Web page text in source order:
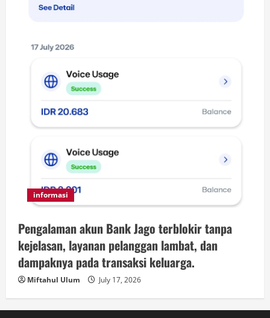
informasi
Pengalaman akun Bank Jago terblokir tanpa
kejelasan, layanan pelanggan lambat, dan
dampaknya pada transaksi keluarga.
Miftahul Ulum July 17, 2026